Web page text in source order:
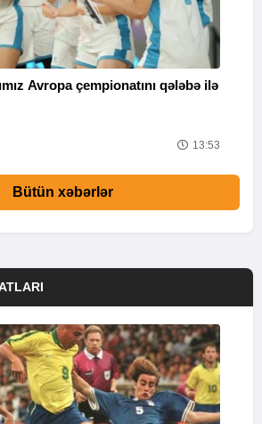
Avropa çempionatını qələbə ilə
13:53
Bütün xəbərlər